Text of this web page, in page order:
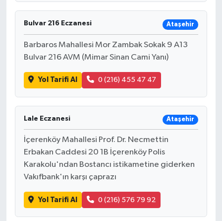
Bulvar 216 Eczanesi Ataşehir
Barbaros Mahallesi Mor Zambak Sokak 9 A13
Bulvar 216 AVM (Mimar Sinan Cami Yanı)
Yol Tarifi Al 0 (216) 455 47 47
Lale Eczanesi Ataşehir
İçerenköy Mahallesi Prof. Dr. Necmettin
Erbakan Caddesi 20 1B İçerenköy Polis
Karakolu'ndan Bostancı istikametine giderken
Vakıfbank'ın karşı çaprazı
Yol Tarifi Al 0 (216) 576 79 92